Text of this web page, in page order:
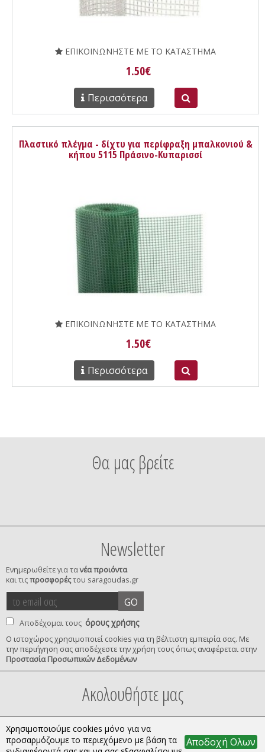
ΕΠΙΚΟΙΝΩΝΗΣΤΕ ΜΕ ΤΟ ΚΑΤΑΣΤΗΜΑ
1.50€
Περισσότερα
Πλαστικό πλέγμα - δίχτυ για περίφραξη μπαλκονιού &
κήπου 5115 Πράσινο-Κυπαρισσί
ΕΠΙΚΟΙΝΩΝΗΣΤΕ ΜΕ ΤΟ ΚΑΤΑΣΤΗΜΑ
1.50€
Περισσότερα
Θα μας βρείτε
Newsletter
Ενημερωθείτε για τανέα προιόντα
και τιςπροσφορέςτου saragoudas.gr
το
email
σας
GO
Αποδέχομαι τους όρους χρήσης
Ο ιστοχώρος χρησιμοποιεί cookies για τη βέλτιστη εμπειρία σας. Με
την περιήγηση σας αποδέχεστε την χρήση τους όπως αναφέρεται στην
Προστασία Προσωπικών Δεδομένων
confirmation
Ακολουθήστε μας
Χρησιμοποιούμε cookies μόνο για να
προσαρμόζουμε το περιεχόμενο με βάση τα
Αποδοχή Ολων